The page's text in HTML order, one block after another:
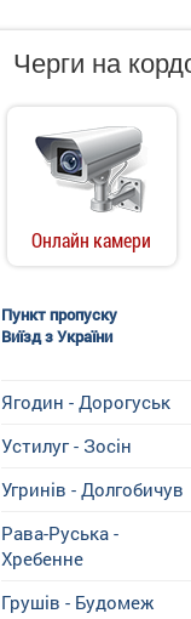
Черги на
Онлайн камери
Пункт пропуску
Виїзд з України
Ягодин - Дорогуськ
Устилуг - Зосін
Угринiв - Долгобичув
Рава-Руська -
Хребенне
Грушів - Будомеж